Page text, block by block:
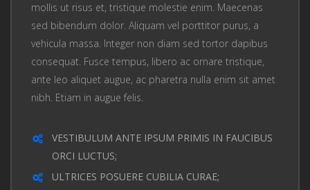
mollis ut risus et, tristique molestie enim. Maecenas
sed bibendum dolor. Aliquam vel porttitor purus, a
vehicula massa. Integer non diam sed tortor dapibus
consequat. Fusce tempus, libero ac ornare tristique,
ante leo aliquet augue, ac pharetra nulla enim sit amet
nibh. Etiam in augue felis.
VESTIBULUM ANTE IPSUM PRIMIS IN FAUCIBUS
ORCI LUCTUS;
ULTRICES POSUERE CUBILIA CURAE;